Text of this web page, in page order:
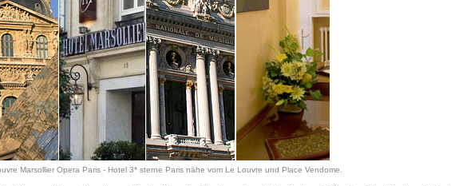
Marsollier Opera Paris- Hotel 3* sterne Paris nähe vom Le Louvre und Place Vendome.